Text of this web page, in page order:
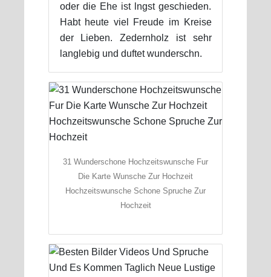
oder die Ehe ist lngst geschieden.
Habt heute viel Freude im Kreise
der Lieben. Zedernholz ist sehr
langlebig und duftet wunderschn.
31 Wunderschone Hochzeitswunsche Fur
Die Karte Wunsche Zur Hochzeit
Hochzeitswunsche Schone Spruche Zur
Hochzeit